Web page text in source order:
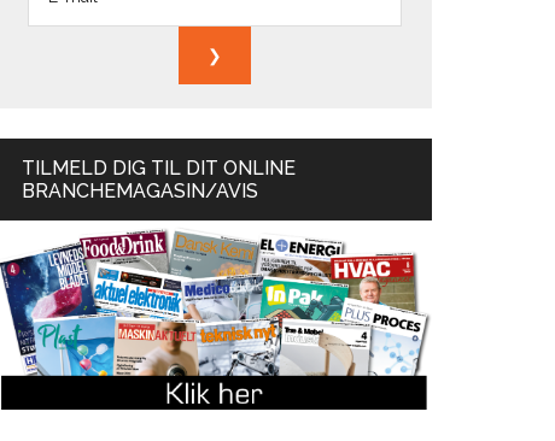
TILMELD DIG TIL DIT ONLINE
BRANCHEMAGASIN/AVIS